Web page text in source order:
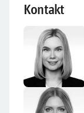
Kontakt